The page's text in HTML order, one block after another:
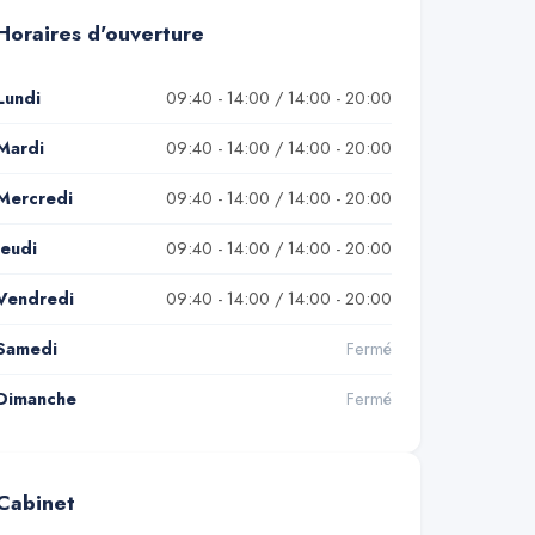
d'ouverture
09:40 - 14:00 / 14:00 - 20:00
09:40 - 14:00 / 14:00 - 20:00
09:40 - 14:00 / 14:00 - 20:00
09:40 - 14:00 / 14:00 - 20:00
09:40 - 14:00 / 14:00 - 20:00
Fermé
Fermé